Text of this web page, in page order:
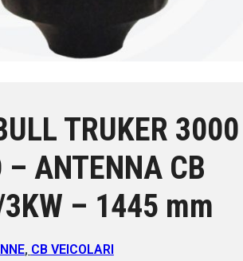
TRUKER 3000
– ANTENNA CB
– 1445 mm
, CB VEICOLARI